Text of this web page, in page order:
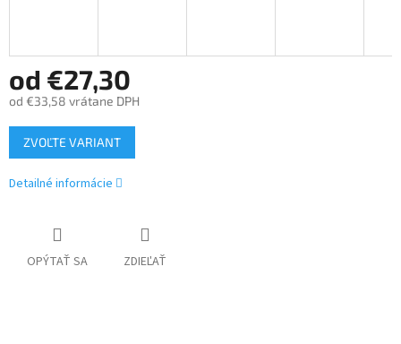
od €27,30
od €33,58 vrátane DPH
Jednotková
cena:
ZVOĽTE VARIANT
Detailné informácie
OPÝTAŤ SA ZDIEĽAŤ